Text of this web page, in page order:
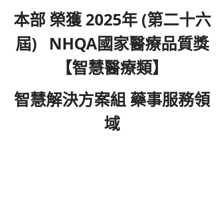
本部 榮獲2025年 (第二十六
屆) NHQA國家醫療品質獎
【智慧醫療類】
智慧解決方案組 藥事服務領
域